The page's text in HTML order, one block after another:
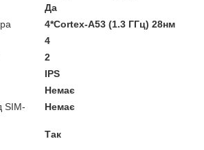
Да
4*Cortex-A53 (1.3 ГГц) 28нм
4
2
IPS
Немає
SIM-
Немає
Так